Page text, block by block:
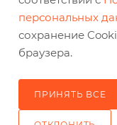
8 (800) 333-0-
персональных
сохранение
браузера.
ПРИНЯТЬ ВСЕ